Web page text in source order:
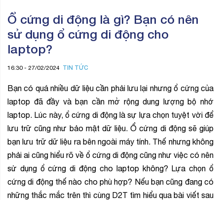
Ổ cứng di động là gì? Bạn có nên
sử dụng ổ cứng di động cho
laptop?
16:30 - 27/02/2024 TIN TỨC
Bạn có quá nhiều dữ liệu cần phải lưu lại nhưng ổ cứng của
laptop đã đầy và bạn cần mở rộng dung lượng bộ nhớ
laptop. Lúc này, ổ cứng di động là sự lựa chọn tuyệt vời để
lưu trữ cũng như bảo mật dữ liệu. Ổ cứng di động sẽ giúp
bạn lưu trữ dữ liệu ra bên ngoài máy tính. Thế nhưng không
phải ai cũng hiểu rõ về ổ cứng di động cũng như việc có nên
sử dụng ổ cứng di động cho laptop không? Lựa chọn ổ
cứng di động thế nào cho phù hợp? Nếu bạn cũng đang có
những thắc mắc trên thì cùng D2T tìm hiểu qua bài viết sau